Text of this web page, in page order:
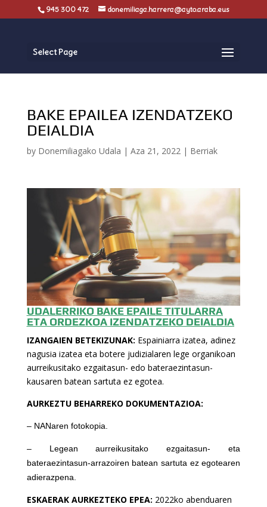
945 300 472 donemiliaga.harrera@ayto.araba.eus
Select Page
BAKE EPAILEA IZENDATZEKO
DEIALDIA
by Donemiliagako Udala | Aza 21, 2022| Berriak
UDALERRIKO BAKE EPAILE TITULARRA
ETA ORDEZKOA IZENDATZEKO DEIALDIA
IZANGAIEN BETEKIZUNAK: Espainiarra izatea, adinez
nagusia izatea eta botere judizialaren lege organikoan
aurreikusitako ezgaitasun- edo bateraezintasun-
kausaren batean sartuta ez egotea.
AURKEZTU BEHARREKO DOKUMENTAZIOA:
– NANaren fotokopia.
– Legean aurreikusitako ezgaitasun- eta
bateraezintasun-arrazoiren batean sartuta ez egotearen
adierazpena.
ESKAERAK AURKEZTEKO EPEA: 2022ko abenduaren